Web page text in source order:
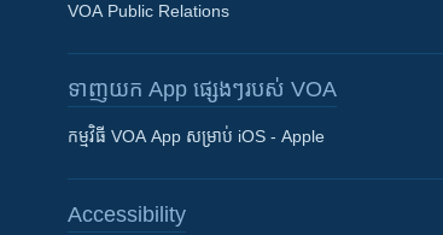
Khmer English
VOA Public Relations
ទាញយក​ App ផ្សេងៗ​របស់​ VOA
កម្មវិធី​ VOA App សម្រាប់ iOS - Apple
Accessibility